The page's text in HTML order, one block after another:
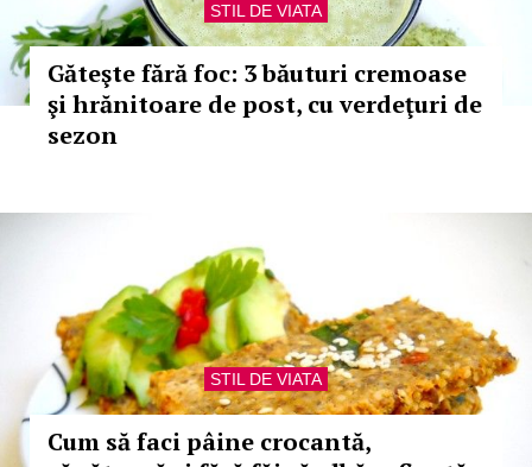
STIL DE VIATA
Găteşte fără foc: 3 băuturi cremoase
şi hrănitoare de post, cu verdeţuri de
sezon
STIL DE VIATA
Cum să faci pâine crocantă,